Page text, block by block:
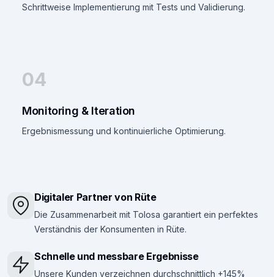
Schrittweise Implementierung mit Tests und Validierung.
04
Monitoring & Iteration
Ergebnismessung und kontinuierliche Optimierung.
Digitaler Partner von Rüte
Die Zusammenarbeit mit Tolosa garantiert ein perfektes
Verständnis der Konsumenten in Rüte.
Schnelle und messbare Ergebnisse
Unsere Kunden verzeichnen durchschnittlich +145%